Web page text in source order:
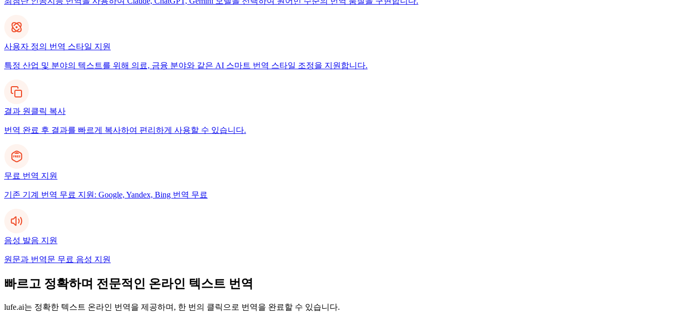
사용자 정의 번역 스타일 지원
특정 산업 및 분야의 텍스트를 위해 의료, 금융 분야와 같은 AI 스마트 번역 스타일 조정을 지원합니다.
결과 원클릭 복사
번역 완료 후 결과를 빠르게 복사하여 편리하게 사용할 수 있습니다.
무료 번역 지원
기존 기계 번역 무료 지원: Google, Yandex, Bing 번역 무료
음성 발음 지원
원문과 번역문 무료 음성 지원
빠르고 정확하며 전문적인 온라인 텍스트 번역
lufe.ai는 정확한 텍스트 온라인 번역을 제공하며, 한 번의 클릭으로 번역을 완료할 수 있습니다.